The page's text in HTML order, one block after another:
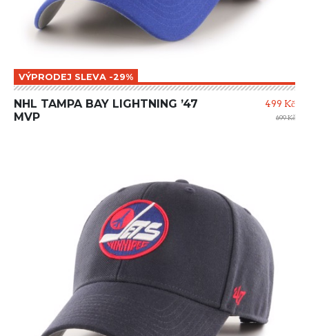
VÝPRODEJ SLEVA -29%
NHL TAMPA BAY LIGHTNING ’47
MVP
499 Kč
699 Kč